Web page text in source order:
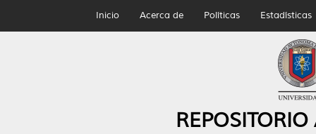
Inicio Acerca de Políticas Estadísticas